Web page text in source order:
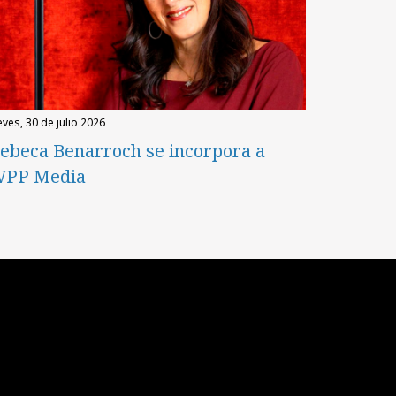
30 de julio 2026
Benarroch se incorpora a
Media